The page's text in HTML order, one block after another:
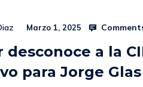
Marzo 1, 2025
desconoce a la
para Jorge Glas